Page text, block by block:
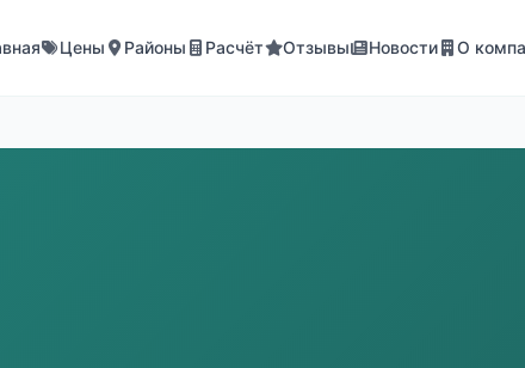
Цены Районы Расчёт Отзывы Новости О